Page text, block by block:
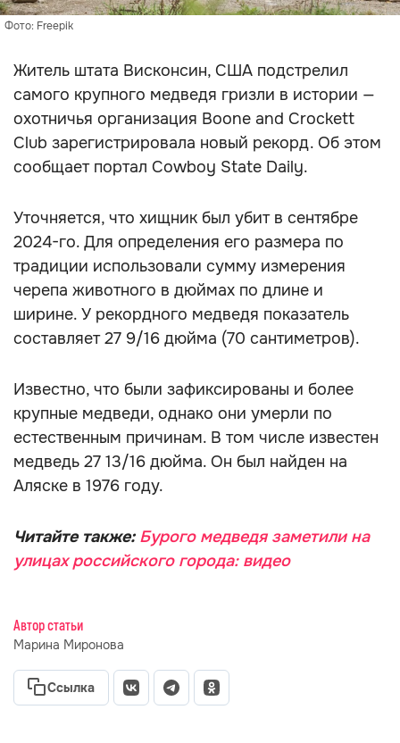
Фото: Freepik
Житель штата Висконсин, США подстрелил
самого крупного медведя гризли в истории —
охотничья организация Boone and Crockett
Club зарегистрировала новый рекорд. Об этом
сообщает портал Cowboy State Daily.
Уточняется, что хищник был убит в сентябре
2024-го. Для определения его размера по
традиции использовали сумму измерения
черепа животного в дюймах по длине и
ширине. У рекордного медведя показатель
составляет 27 9/16 дюйма (70 сантиметров).
Известно, что были зафиксированы и более
крупные медведи, однако они умерли по
естественным причинам. В том числе известен
медведь 27 13/16 дюйма. Он был найден на
Аляске в 1976 году.
Читайте также: Бурого медведя заметили на
улицах российского города: видео
Автор статьи
Марина Миронова
Ссылка